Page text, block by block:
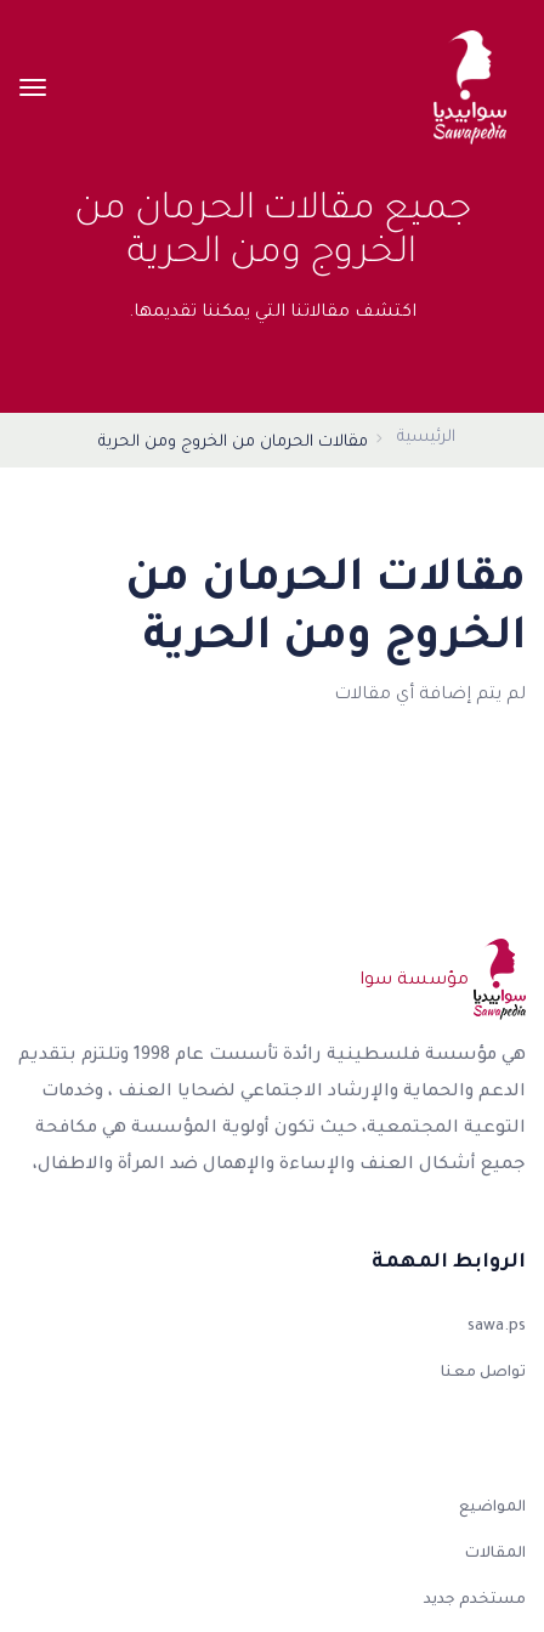
جميع مقالات الحرمان من
الخروج ومن الحرية
اكتشف مقالاتنا التي يمكننا تقديمها.
الرئيسية مقالات الحرمان من الخروج ومن الحرية
مقالات الحرمان من
الخروج ومن الحرية
لم يتم إضافة أي مقالات
مؤسسة سوا
هي مؤسسة فلسطينية رائدة تأسست عام 1998 وتلتزم بتقديم
الدعم والحماية والإرشاد الاجتماعي لضحايا العنف ، وخدمات
التوعية المجتمعية، حيث تكون أولوية المؤسسة هي مكافحة
جميع أشكال العنف والإساءة والإهمال ضد المرأة والاطفال،
الروابط المهمة
sawa.ps
تواصل معنا
المواضيع
المقالات
مستخدم جديد